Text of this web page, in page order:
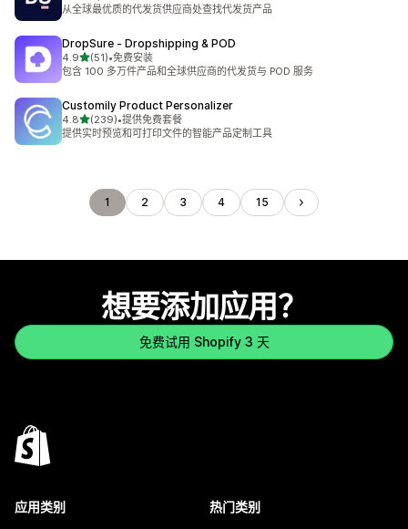
从全球最优质的代发货供应商处查找代发货产品
DropSure ‑ Dropshipping & POD
4.9星（满分 5 星）
(51)
总共 51 条评论
•免费安装
包含 100 多万件产品和全球供应商的代发货与 POD 服务
Customily Product Personalizer
4.8星（满分 5 星）
(239)
总共 239 条评论
•提供免费套餐
提供实时预览和可打印文件的智能产品定制工具
1 2 3 4 15
想要添加应用？
免费试用 Shopify 3 天
应用类别 热门类别